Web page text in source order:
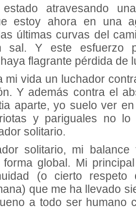
atravesando
estoy ahora en una
últimas curvas del
sal. Y este esfuerzo
flagrante pérdida de
mi vida un luchador
Y además contra el
aparte, yo suelo ver
y pariguales no
solitario.
solitario, mi balance
forma global. Mi
(o cierto respeto
que me ha llevado
a todo ser humano